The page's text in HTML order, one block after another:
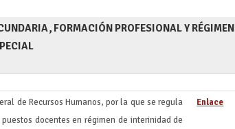
FORMACIÓN PROFESIONAL Y RÉGIMEN
de Recursos Humanos, por la que se regula
docentes en régimen de interinidad de
Enlace